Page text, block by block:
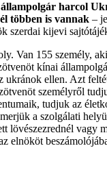
harcol
többen is vannak –
szerdai kijevi
Van 155 személy,
kínai
ukránok ellen. Azt
személyről
tudjuk az
a szolgálati
lövészezrednél vagy
elnököt